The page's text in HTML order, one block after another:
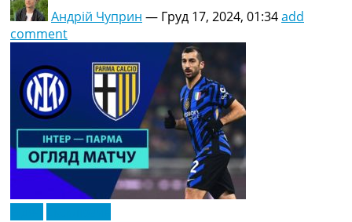
Андрій Чуприн — Груд 17, 2024, 01:34add
comment